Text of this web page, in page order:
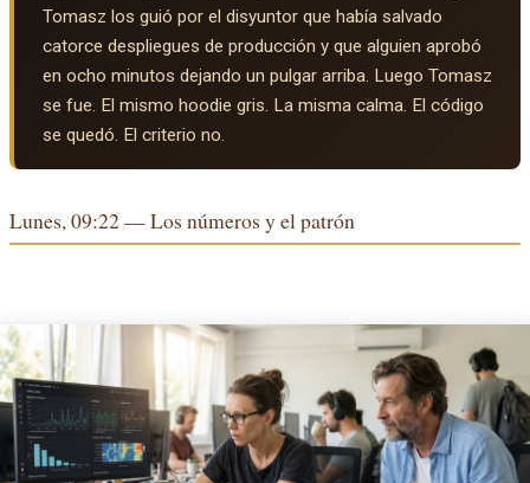
Tomasz los guió por el disyuntor que había salvado
catorce despliegues de producción y que alguien aprobó
en ocho minutos dejando un pulgar arriba. Luego Tomasz
se fue. El mismo hoodie gris. La misma calma. El código
se quedó. El criterio no.
Lunes, 09:22 — Los números y el patrón